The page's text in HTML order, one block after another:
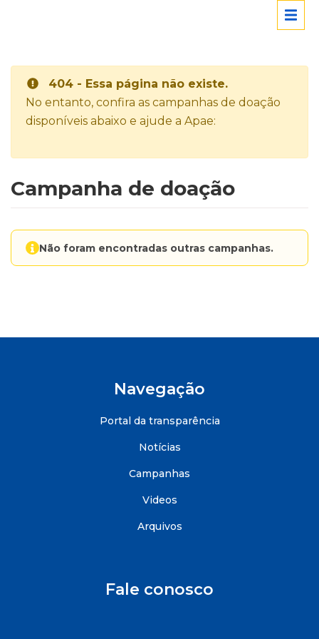
404 - Essa página não existe.
No entanto, confira as campanhas de doação
disponíveis abaixo e ajude a Apae:
Campanha de doação
Não foram encontradas outras campanhas.
Navegação
Portal da transparência
Notícias
Campanhas
Videos
Arquivos
Fale conosco